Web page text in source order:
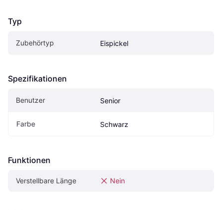
Typ
Zubehörtyp Eispickel
Spezifikationen
Benutzer Senior
Farbe Schwarz
Funktionen
Verstellbare Länge Nein